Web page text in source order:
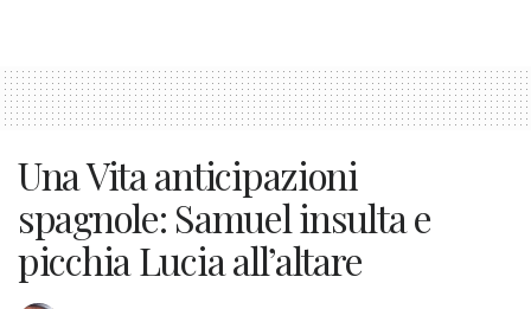
Una Vita anticipazioni
spagnole: Samuel insulta e
picchia Lucia all’altare